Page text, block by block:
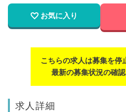
お気に入り
こちらの求人は募集を停
最新の募集状況の確認
求人詳細